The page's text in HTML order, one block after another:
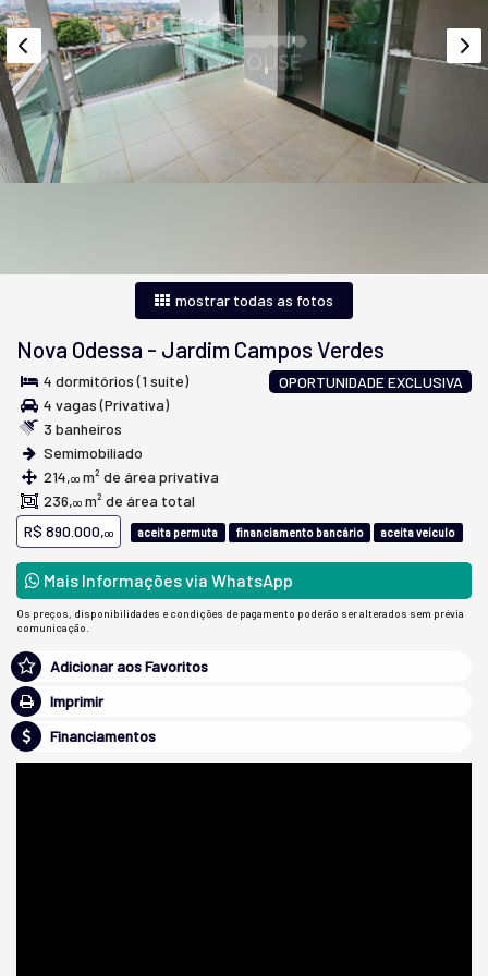
mostrar todas as fotos
Nova Odessa - Jardim Campos Verdes
OPORTUNIDADE EXCLUSIVA
4 dormitórios (1 suíte)
4 vagas (Privativa)
3 banheiros
Semimobiliado
214,00 m² de área privativa
236,00 m² de área total
R$ 890.000,00 aceita permuta financiamento bancário aceita veículo
Mais Informações via WhatsApp
Os preços, disponibilidades e condições de pagamento poderão ser alterados sem prévia
comunicação.
Adicionar aos Favoritos
Imprimir
Financiamentos